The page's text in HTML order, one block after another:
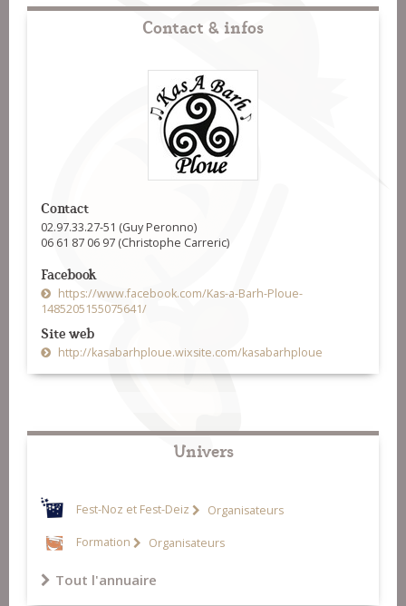
Contact & infos
Contact
02.97.33.27-51 (Guy Peronno)
06 61 87 06 97 (Christophe Carreric)
Facebook
https://www.facebook.com/Kas-a-Barh-Ploue-
1485205155075641/
Site web
http://kasabarhploue.wixsite.com/kasabarhploue
Univers
Fest-Noz et Fest-Deiz Organisateurs
Formation Organisateurs
Tout l'annuaire